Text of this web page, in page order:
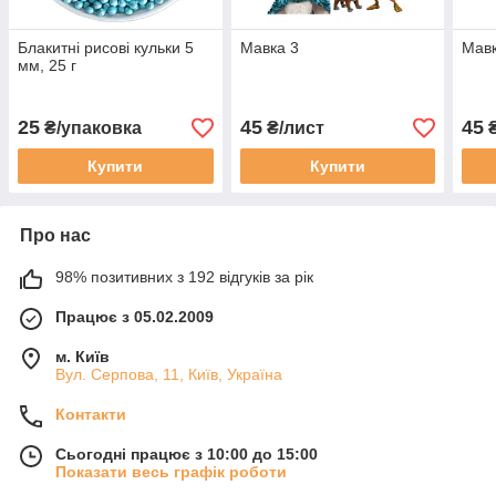
Блакитні рисові кульки 5
мм, 25 г
25 ₴/упаковка
Купити
Мавка 3
45₴/лист
Купити
45
Про нас
98% позитивних з 192 відгуків за рік
Працює з 05.02.2009
м. Київ
Вул. Серпова, 11, Київ, Україна
Контакти
Сьогодні працює з 10:00 до 15:00
Показати весь графік роботи